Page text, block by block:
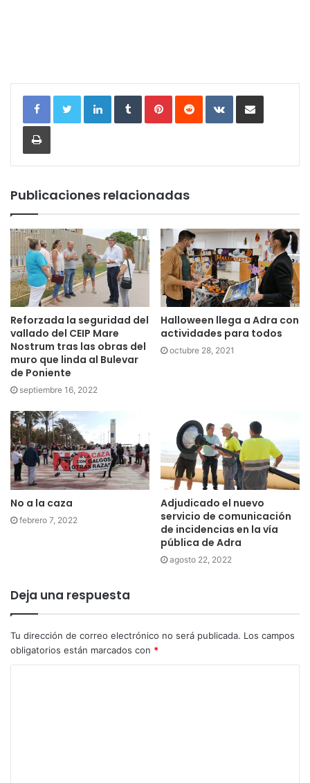
LinkedInTumblrPinterestReddit VKontakteCompartir por correo
Imprimir
Publicaciones relacionadas
Reforzada la seguridad del
vallado del CEIP Mare
Nostrum tras las obras del
muro que linda al Bulevar
de Poniente
septiembre 16, 2022
Halloween llega a Adra con
actividades para todos
octubre 28, 2021
No a la caza
febrero 7, 2022
Adjudicado el nuevo
servicio de comunicación
de incidencias en la vía
pública de Adra
agosto 22, 2022
Deja una respuesta
Tu dirección de correo electrónico no será publicada. Los campos
obligatorios están marcados con *